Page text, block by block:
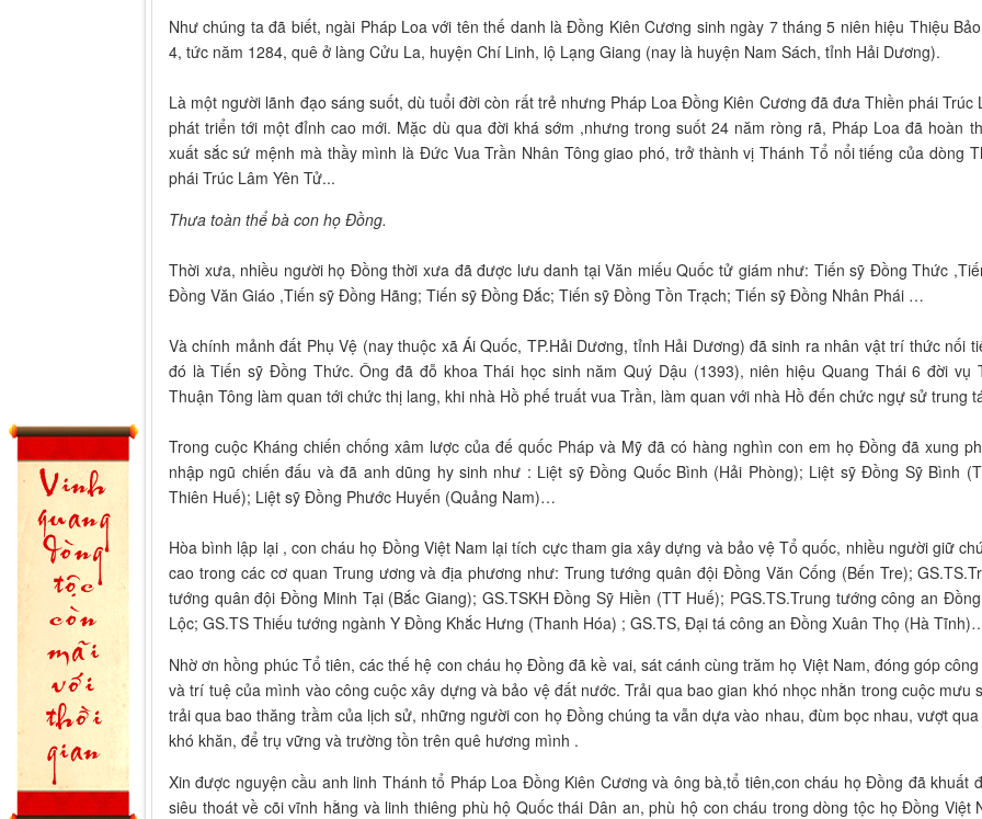
Như chúng ta đã biết, ngài Pháp Loa với tên thế danh là Đồng Kiên Cương sinh ngày 7 tháng 5 niên hiệu Thiệu
4, tức năm 1284, quê ở làng Cửu La, huyện Chí Linh, lộ Lạng Giang (nay là huyện Nam Sách, tỉnh Hải Dương).
Là một người lãnh đạo sáng suốt, dù tuổi đời còn rất trẻ nhưng Pháp Loa Đồng Kiên Cương đã đưa Thiền phái Trúc
phát triển tới một đỉnh cao mới. Mặc dù qua đời khá sớm ,nhưng trong suốt 24 năm ròng rã, Pháp Loa đã hoàn
xuất sắc sứ mệnh mà thầy mình là Đức Vua Trần Nhân Tông giao phó, trở thành vị Thánh Tổ nổi tiếng của dòng
phái Trúc Lâm Yên Tử...
Thưa toàn thể bà con họ Đồng.
Thời xưa, nhiều người họ Đồng thời xưa đã được lưu danh tại Văn miếu Quốc tử giám như: Tiến sỹ Đồng Thức
Đồng Văn Giáo ,Tiến sỹ Đồng Hãng; Tiến sỹ Đồng Đắc; Tiến sỹ Đồng Tồn Trạch; Tiến sỹ Đồng Nhân Phái …
Và chính mảnh đất Phụ Vệ (nay thuộc xã Ái Quốc, TP.Hải Dương, tỉnh Hải Dương) đã sinh ra nhân vật trí thức nối
đó là Tiến sỹ Đồng Thức. Ông đã đỗ khoa Thái học sinh năm Quý Dậu (1393), niên hiệu Quang Thái 6 đời vụ
Thuận Tông làm quan tới chức thị lang, khi nhà Hồ phế truất vua Trần, làm quan với nhà Hồ đến chức ngự sử trung
Trong cuộc Kháng chiến chống xâm lược của đế quốc Pháp và Mỹ đã có hàng nghìn con em họ Đồng đã xung
nhập ngũ chiến đấu và đã anh dũng hy sinh như : Liệt sỹ Đồng Quốc Bình (Hải Phòng); Liệt sỹ Đồng Sỹ Bình
Thiên Huế); Liệt sỹ Đồng Phước Huyến (Quảng Nam)…
Hòa bình lập lại , con cháu họ Đồng Việt Nam lại tích cực tham gia xây dựng và bảo vệ Tổ quốc, nhiều người giữ
cao trong các cơ quan Trung ương và địa phương như: Trung tướng quân đội Đồng Văn Cống (Bến Tre);
tướng quân đội Đồng Minh Tại (Bắc Giang); GS.TSKH Đồng Sỹ Hiền (TT Huế); PGS.TS.Trung tướng công an
Lộc; GS.TS Thiếu tướng ngành Y Đồng Khắc Hưng (Thanh Hóa) ; GS.TS, Đại tá công an Đồng Xuân Thọ (Hà
Nhờ ơn hồng phúc Tổ tiên, các thế hệ con cháu họ Đồng đã kề vai, sát cánh cùng trăm họ Việt Nam, đóng góp
và trí tuệ của mình vào công cuộc xây dựng và bảo vệ đất nước. Trải qua bao gian khó nhọc nhằn trong cuộc mưu
trải qua bao thăng trầm của lịch sử, những người con họ Đồng chúng ta vẫn dựa vào nhau, đùm bọc nhau, vượt
khó khăn, để trụ vững và trường tồn trên quê hương mình .
Xin được nguyện cầu anh linh Thánh tổ Pháp Loa Đồng Kiên Cương và ông bà,tổ tiên,con cháu họ Đồng đã khuất
siêu thoát về cõi vĩnh hằng và linh thiêng phù hộ Quốc thái Dân an, phù hộ con cháu trong dòng tộc họ Đồng Việt